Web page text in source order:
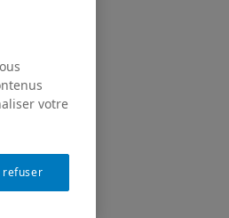
votre
refuser